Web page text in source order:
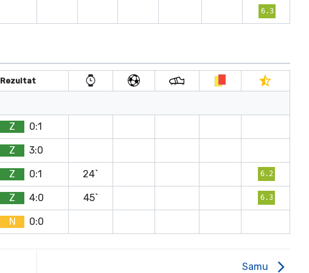
6.3
Rezultat
Z 0:1
Z 3:0
Z 0:1 24` 6.2
Z 4:0 45` 6.3
N 0:0
Samu